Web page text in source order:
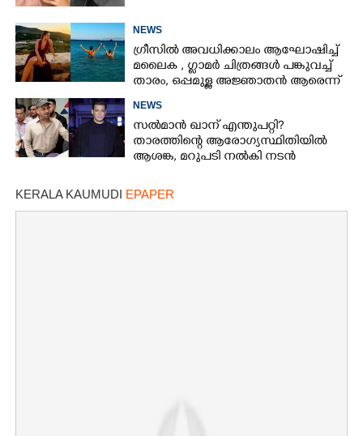
NEWS
ഗ്രീസിൽ അവധിക്കാലം ആഘോഷിച്ച്
മലൈക ,​ ഗ്ലാമർ ചിത്രങ്ങൾ പങ്കുവച്ച്
താരം,​ ഒപ്പമുള്ള അജ്ഞാതൻ ആരെന്ന്
NEWS
സൽമാൻ ഖാന് എന്തുപറ്റി?
താരത്തിന്റെ ആരോഗ്യസ്ഥിതിയിൽ
ആശങ്ക, മറുപടി നൽകി നടൻ
KERALA KAUMUDI EPAPER